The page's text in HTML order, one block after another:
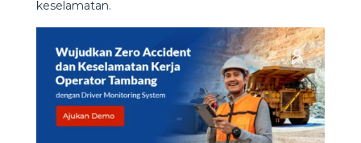
keselamatan.